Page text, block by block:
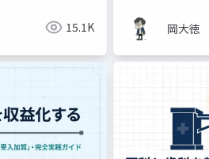
15.1K 岡大徳